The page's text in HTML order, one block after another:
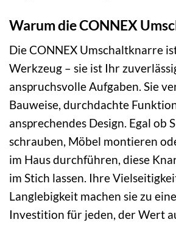
Warum die CONNEX
Die CONNEX Umschaltknarre
Werkzeug – sie ist Ihr
anspruchsvolle Aufgaben. Sie
Bauweise, durchdachte
ansprechendes Design. Egal ob
schrauben, Möbel montieren
im Haus durchführen, diese
im Stich lassen. Ihre
Langlebigkeit machen sie zu
Investition für jeden, der Wert